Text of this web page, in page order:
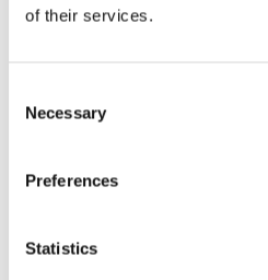
of their services.
Selection
Necessary
Preferences
Statistics
Detta KIT är gjord för 2 dörrar.